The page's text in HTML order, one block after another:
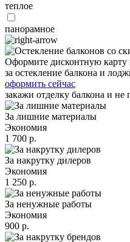
теплое
панорамное
Оформите дисконтную карту
за остекление балкона и
оформить сейчас
закажи отделку балкона и не
За лишние материалы
Экономия
1 700 р.
За накрутку дилеров
Экономия
1 250 р.
За ненужные работы
Экономия
900 р.